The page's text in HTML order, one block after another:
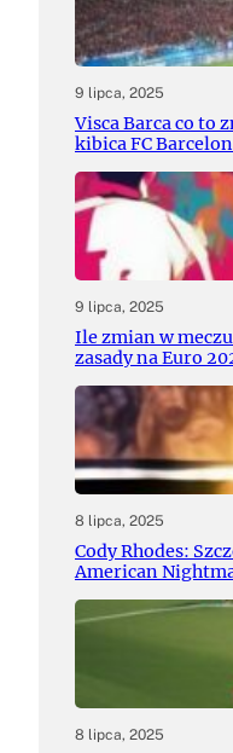
9 lipca, 2025
Visca Barca co to
kibica FC
9 lipca, 2025
Ile zmian w
zasady na Euro
8 lipca, 2025
Cody Rhodes:
American
8 lipca, 2025